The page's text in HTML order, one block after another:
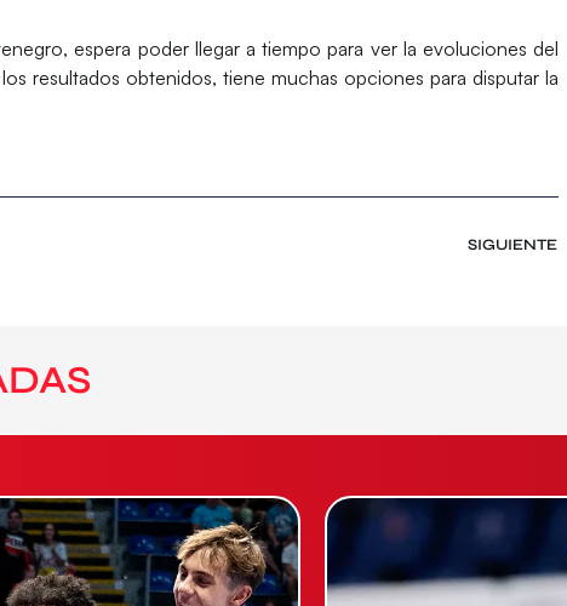
espera poder llegar a tiempo para ver la evoluciones del
resultados obtenidos, tiene muchas opciones para disputar la
SIGUIENTE